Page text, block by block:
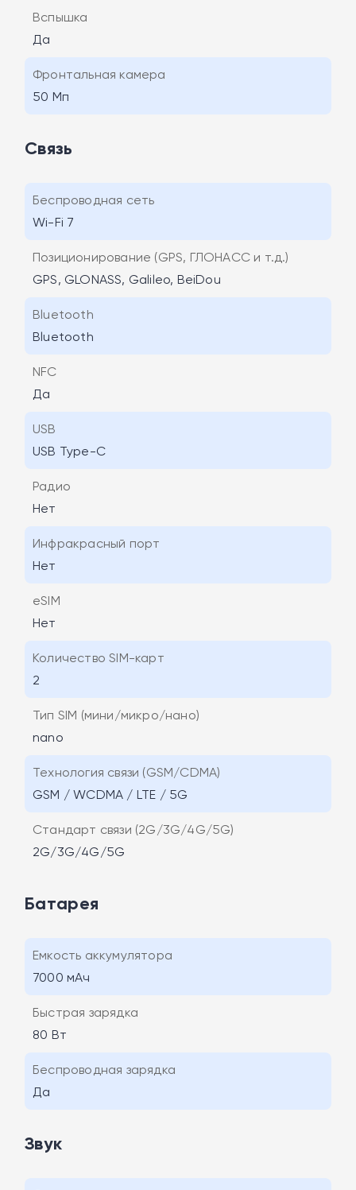
Вспышка
Да
Фронтальная камера
50 Мп
Связь
Беспроводная сеть
Wi-Fi 7
Позиционирование (GPS, ГЛОНАСС и т.д.)
GPS, GLONASS, Galileo, BeiDou
Bluetooth
Bluetooth
NFC
Да
USB
USB Type-C
Радио
Нет
Инфракрасный порт
Нет
eSIM
Нет
Количество SIM-карт
2
Тип SIM (мини/микро/нано)
nano
Технология связи (GSM/CDMA)
GSM / WCDMA / LTE / 5G
Стандарт связи (2G/3G/4G/5G)
2G/3G/4G/5G
Батарея
Емкость аккумулятора
7000 мАч
Быстрая зарядка
80 Вт
Беспроводная зарядка
Да
Звук